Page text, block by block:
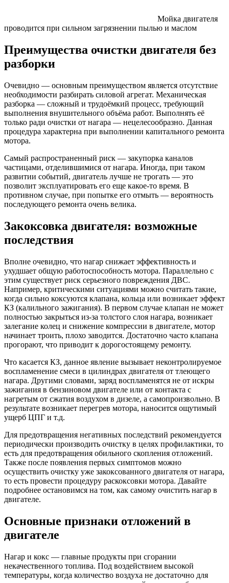
Мойка двигателя
проводится при сильном загрязнении пылью и маслом
Преимущества очистки двигателя без
разборки
Очевидно — основным преимуществом является отсутствие
необходимости разбирать силовой агрегат. Механическая
разборка — сложный и трудоёмкий процесс, требующий
выполнения внушительного объёма работ. Выполнять её
только ради очистки от нагара — нецелесообразно. Данная
процедура характерна при выполнении капитального ремонта
мотора.
Самый распространенный риск — закупорка каналов
частицами, отделившимися от нагара. Иногда, при таком
развитии событий, двигатель лучше не трогать — это
позволит эксплуатировать его еще какое-то время. В
противном случае, при попытке его отмыть — вероятность
последующего ремонта очень велика.
Закоксовка двигателя: возможные
последствия
Вполне очевидно, что нагар снижает эффективность и
ухудшает общую работоспособность мотора. Параллельно с
этим существует риск серьезного повреждения ДВС.
Например, критическими ситуациями можно считать такие,
когда сильно коксуются клапана, кольца или возникает эффект
КЗ (калильного зажигания). В первом случае клапан не может
полностью закрыться из-за толстого слоя нагара, возникает
залегание колец и снижение компрессии в двигателе, мотор
начинает троить, плохо заводится. Достаточно часто клапана
прогорают, что приводит к дорогостоящему ремонту.
Что касается КЗ, данное явление вызывает неконтролируемое
воспламенение смеси в цилиндрах двигателя от тлеющего
нагара. Другими словами, заряд воспламенятся не от искры
зажигания в бензиновом двигателе или от контакта с
нагретым от сжатия воздухом в дизеле, а самопроизвольно. В
результате возникает перегрев мотора, наносится ощутимый
ущерб ЦПГ и т.д.
Для предотвращения негативных последствий рекомендуется
периодически производить очистку в целях профилактики, то
есть для предотвращения обильного скопления отложений.
Также после появления первых симптомов можно
осуществить очистку уже закоксованного двигателя от нагара,
то есть провести процедуру раскоксовки мотора. Давайте
подробнее остановимся на том, как самому очистить нагар в
двигателе.
Основные признаки отложений в
двигателе
Нагар и кокс — главные продукты при сгорании
некачественного топлива. Под воздействием высокой
температуры, когда количество воздуха не достаточно для